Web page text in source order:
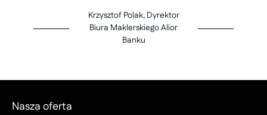
Krzysztof Polak, Dyrektor
Biura Maklerskiego Alior
Banku
Nasza oferta